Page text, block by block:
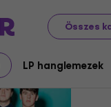
Összes
LP hanglemezek